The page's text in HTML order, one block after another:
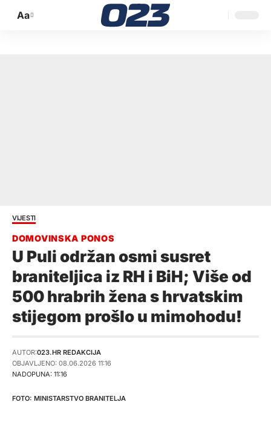
Promijeni
Aa
VIJESTI
U Puli održan osmi susret
braniteljica iz RH i BiH; Više od
500 hrabrih žena s hrvatskim
stijegom prošlo u mimohodu!
NADOPUNA: 11:16
AUTOR:023.HR REDAKCIJA
OBJAVLJENO: 08.06.2026 11:16
MINISTARSTVO BRANITELJA